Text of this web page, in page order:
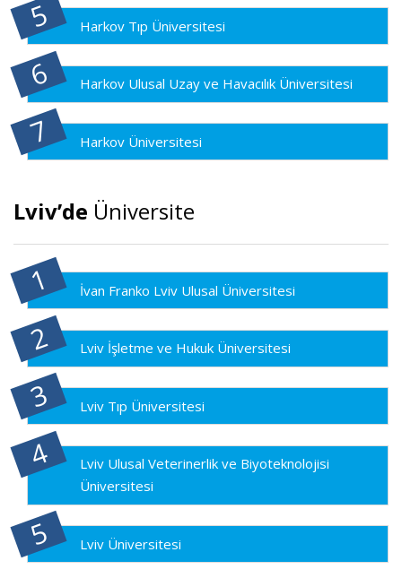
Harkov Tıp Üniversitesi
Harkov Ulusal Uzay ve Havacılık Üniversitesi
Harkov Üniversitesi
Lviv’de Üniversite
İvan Franko Lviv Ulusal Üniversitesi
Lviv İşletme ve Hukuk Üniversitesi
Lviv Tıp Üniversitesi
Lviv Ulusal Veterinerlik ve Biyoteknolojisi
Üniversitesi
Lviv Üniversitesi